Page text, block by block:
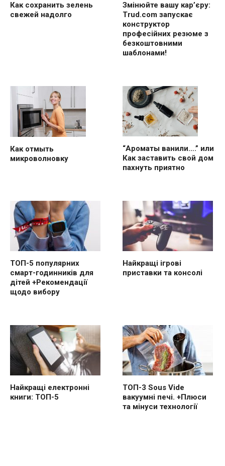
Как сохранить зелень
свежей надолго
Змінюйте вашу кар’єру:
Trud.com запускає
конструктор
професійних резюме з
безкоштовними
шаблонами!
Как отмыть
микроволновку
“Ароматы ванили….” или
Как заставить свой дом
пахнуть приятно
ТОП-5 популярних
смарт-годинників для
дітей +Рекомендації
щодо вибору
Найкращі ігрові
приставки та консолі
Найкращі електронні
книги: ТОП-5
ТОП-3 Sous Vide
вакуумні печі. +Плюси
та мінуси технології